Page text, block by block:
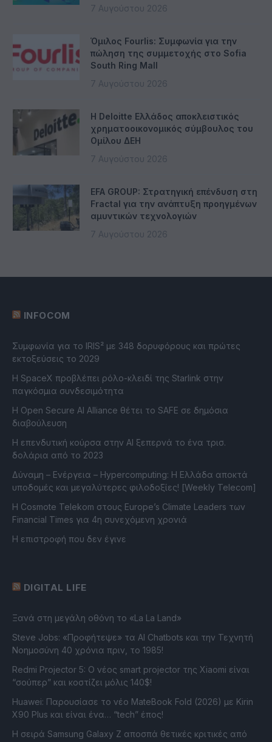
7 Αυγούστου 2026
Όμιλος Fourlis: Συμφωνία για την
πώληση της συμμετοχής στο Sofia
South Ring Mall
7 Αυγούστου 2026
Η Deloitte Ελλάδος αποκλειστικός
χρηματοοικονομικός σύμβουλος του
Ομίλου ΔΕΗ
7 Αυγούστου 2026
EFA GROUP: Στρατηγική επένδυση στη
Fractal για την ανάπτυξη προηγμένων
αμυντικών τεχνολογιών
7 Αυγούστου 2026
INFOCOM
Συμφωνία για το IRIS² με 348 δορυφόρους και πρώτες
εκτοξεύσεις το 2029
Η SpaceX προβλέπει ρόλο-κλειδί της Starlink στην
παγκόσμια συνδεσιμότητα
Η Open Secure AI Alliance θέτει το SAFE σε δημόσια
διαβούλευση
Η επενδυτική κούρσα στην AI ξεπερνά το ένα τρισ.
δολάρια από το 2023
Δύναμη – Ενέργεια – Ηypercomputing: Η Ελλάδα αποκτά
υποδομές και μεγαλύτερες φιλοδοξίες! [Weekly Telecom]
Η Cosmote Telekom στους Europe’s Climate Leaders των
Financial Times για 4η συνεχόμενη χρονιά
Η επιστροφή που δεν έγινε
DIGITAL LIFE
Ξανά στη μεγάλη οθόνη το «La La Land»
Steve Jobs: «Προφήτεψε» τα AI Chatbots και την Τεχνητή
Νοημοσύνη 40 χρόνια πριν, το 1985!
Redmi Projector 5: Ο νέος smart projector της Xiaomi είναι
“σούπερ” και κοστίζει μόλις 140$!
Huawei: Παρουσίασε το νέο MateBook Fold (2026) με Kirin
X90 Plus και είναι ένα… “tech” έπος!
Η σειρά Samsung Galaxy Z αποσπά θετικές κριτικές από